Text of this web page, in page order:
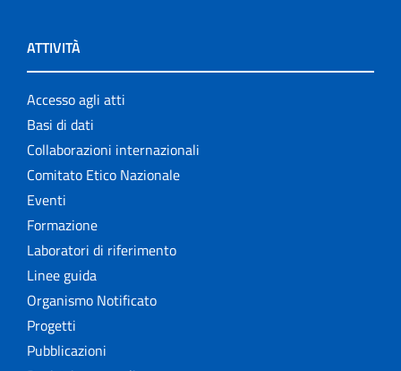
ATTIVITÀ
Accesso agli atti
Basi di dati
Collaborazioni internazionali
Comitato Etico Nazionale
Eventi
Formazione
Laboratori di riferimento
Linee guida
Organismo Notificato
Progetti
Pubblicazioni